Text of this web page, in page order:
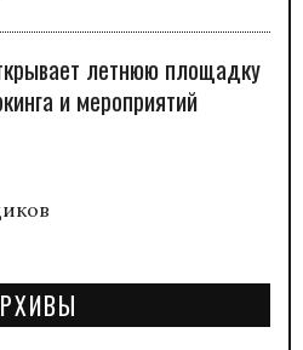
летнюю площадку
и мероприятий